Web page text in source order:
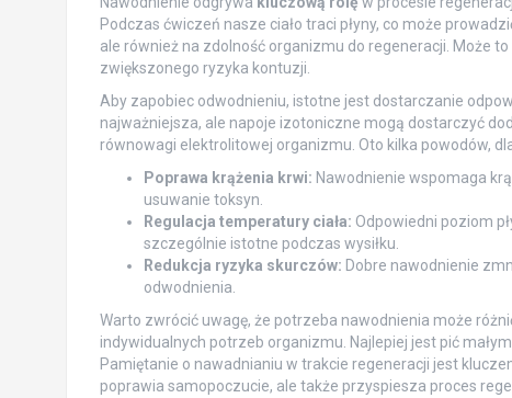
Podczas ćwiczeń nasze ciało traci płyny, co może
ale również na zdolność organizmu do regeneracji. Może
zwiększonego ryzyka kontuzji.
Aby zapobiec odwodnieniu, istotne jest dostarczanie
najważniejsza, ale napoje izotoniczne mogą dostarczyć
równowagi elektrolitowej organizmu. Oto kilka powodów,
Poprawa krążenia krwi: Nawodnienie wspomaga
usuwanie toksyn.
Regulacja temperatury ciała: Odpowiedni poziom
szczególnie istotne podczas wysiłku.
Redukcja ryzyka skurczów: Dobre nawodnienie
odwodnienia.
Warto zwrócić uwagę, że potrzeba nawodnienia może
indywidualnych potrzeb organizmu. Najlepiej jest pić
Pamiętanie o nawadnianiu w trakcie regeneracji jest
poprawia samopoczucie, ale także przyspiesza proces